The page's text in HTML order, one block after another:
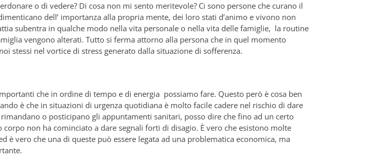
o di vedere? Di cosa non mi sento meritevole? Ci sono persone che curano il
dell’ importanza alla propria mente, dei loro stati d’animo e vivono non
subentra in qualche modo nella vita personale o nella vita delle famiglie, la routine
vengono alterati. Tutto si ferma attorno alla persona che in quel momento
stessi nel vortice di stress generato dalla situazione di sofferenza.
che in ordine di tempo e di energia possiamo fare. Questo però è cosa ben
è che in situazioni di urgenza quotidiana è molto facile cadere nel rischio di dare
o posticipano gli appuntamenti sanitari, posso dire che fino ad un certo
non ha cominciato a dare segnali forti di disagio. È vero che esistono molte
vero che una di queste può essere legata ad una problematica economica, ma